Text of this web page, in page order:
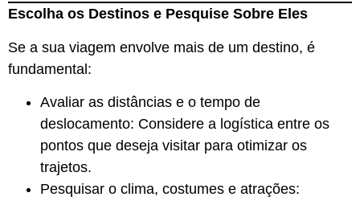
Escolha os Destinos e Pesquise Sobre Eles
Se a sua viagem envolve mais de um destino, é
fundamental:
Avaliar as distâncias e o tempo de
deslocamento: Considere a logística entre os
pontos que deseja visitar para otimizar os
trajetos.
Pesquisar o clima, costumes e atrações: